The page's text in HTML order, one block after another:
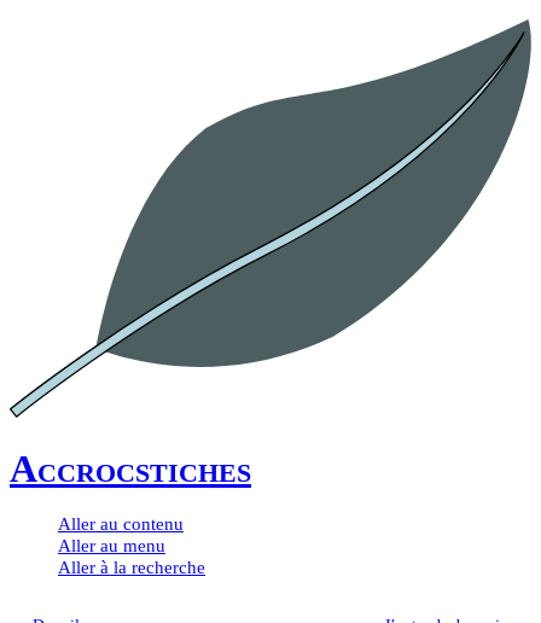
Accrocstiches
Aller au contenu
Aller au menu
Aller à la recherche